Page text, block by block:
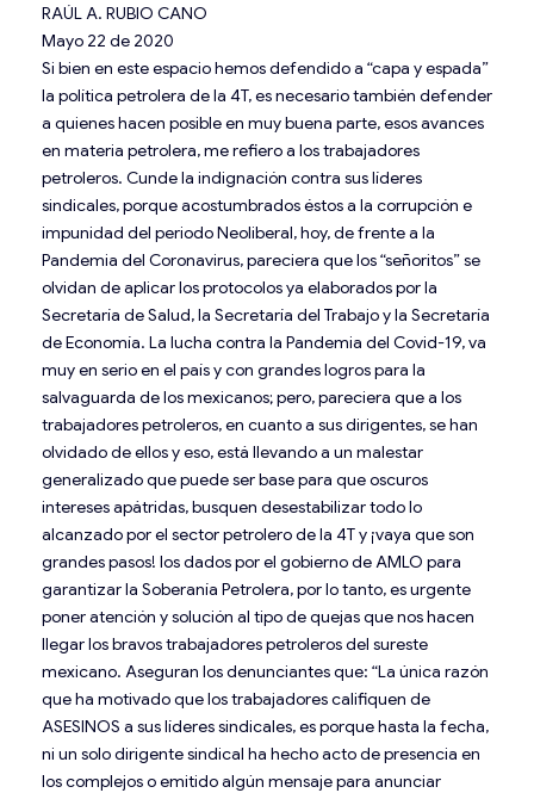
RAÚL A. RUBIO CANO
Mayo 22 de 2020
Si bien en este espacio hemos defendido a “capa y espada”
la política petrolera de la 4T, es necesario también defender
a quienes hacen posible en muy buena parte, esos avances
en materia petrolera, me refiero a los trabajadores
petroleros. Cunde la indignación contra sus líderes
sindicales, porque acostumbrados éstos a la corrupción e
impunidad del periodo Neoliberal, hoy, de frente a la
Pandemia del Coronavirus, pareciera que los “señoritos” se
olvidan de aplicar los protocolos ya elaborados por la
Secretaría de Salud, la Secretaría del Trabajo y la Secretaría
de Economía. La lucha contra la Pandemia del Covid-19, va
muy en serio en el país y con grandes logros para la
salvaguarda de los mexicanos; pero, pareciera que a los
trabajadores petroleros, en cuanto a sus dirigentes, se han
olvidado de ellos y eso, está llevando a un malestar
generalizado que puede ser base para que oscuros
intereses apátridas, busquen desestabilizar todo lo
alcanzado por el sector petrolero de la 4T y ¡vaya que son
grandes pasos! los dados por el gobierno de AMLO para
garantizar la Soberanía Petrolera, por lo tanto, es urgente
poner atención y solución al tipo de quejas que nos hacen
llegar los bravos trabajadores petroleros del sureste
mexicano. Aseguran los denunciantes que: “La única razón
que ha motivado que los trabajadores califiquen de
ASESINOS a sus líderes sindicales, es porque hasta la fecha,
ni un solo dirigente sindical ha hecho acto de presencia en
los complejos o emitido algún mensaje para anunciar